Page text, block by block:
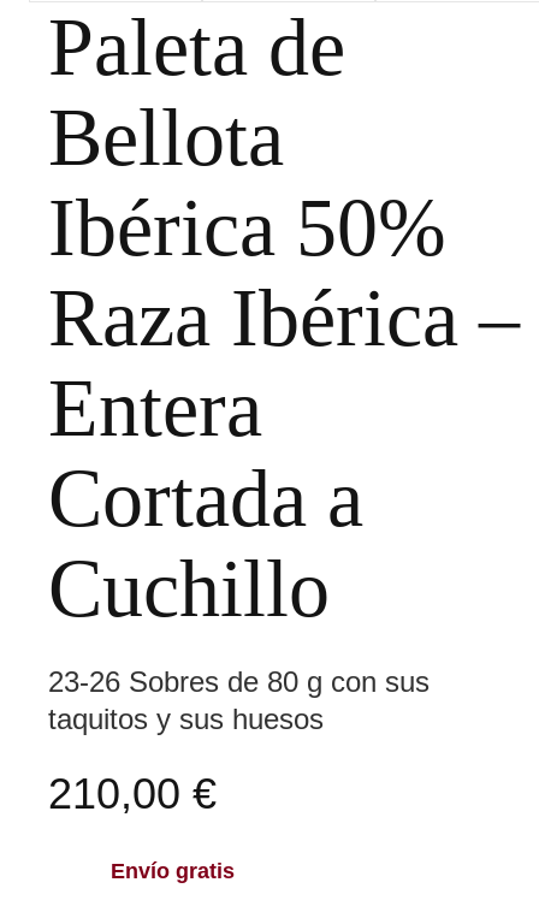
Paleta de
Bellota
Ibérica 50%
Raza Ibérica –
Entera
Cortada a
Cuchillo
23-26 Sobres de 80 g con sus
taquitos y sus huesos
210,00 €
Envío gratis